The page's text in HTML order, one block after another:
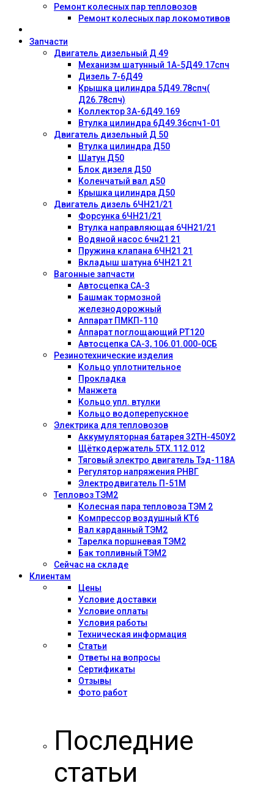
Ремонт колесных пар тепловозов
Ремонт колесных пар локомотивов
Запчасти
Двигатель дизельный Д 49
Механизм шатунный 1А-5Д49.17спч
Дизель 7-6Д49
Крышка цилиндра 5Д49.78спч(
Д26.78спч)
Коллектор 3А-6Д49.169
Втулка цилиндра 6Д49.36спч1-01
Двигатель дизельный Д 50
Втулка цилиндра Д50
Шатун Д50
Блок дизеля Д50
Коленчатый вал д50
Крышка цилиндра Д50
Двигатель дизель 6ЧН21/21
Форсунка 6ЧН21/21
Втулка направляющая 6ЧН21/21
Водяной насос 6чн21 21
Пружина клапана 6ЧН21 21
Вкладыш шатуна 6ЧН21 21
Вагонные запчасти
Автосцепка СА-3
Башмак тормозной
железнодорожный
Аппарат ПМКП-110
Аппарат поглощающий РТ120
Автосцепка СА-3, 106.01.000-0СБ
Резинотехнические изделия
Кольцо уплотнительное
Прокладка
Манжета
Кольцо упл. втулки
Кольцо водоперепускное
Электрика для тепловозов
Аккумуляторная батарея 32ТН-450У2
Щёткодержатель 5ТХ.112.012
Тяговый электро двигатель Тэд-118А
Регулятор напряжения РНВГ
Электродвигатель П-51М
Тепловоз ТЭМ2
Колесная пара тепловоза ТЭМ 2
Компрессор воздушный КТ6
Вал карданный ТЭМ2
Тарелка поршневая ТЭМ2
Бак топливный ТЭМ2
Сейчас на складе
Клиентам
Цены
Условие доставки
Условие оплаты
Условия работы
Техническая информация
Статьи
Ответы на вопросы
Сертификаты
Отзывы
Фото работ
Последние
статьи